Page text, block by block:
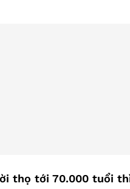
thọ tới 70.000 tuổi